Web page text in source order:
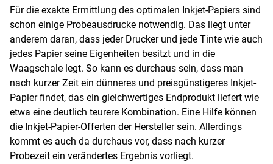
Für die exakte Ermittlung des optimalen Inkjet-Papiers sind
schon einige Probeausdrucke notwendig. Das liegt unter
anderem daran, dass jeder Drucker und jede Tinte wie auch
jedes Papier seine Eigenheiten besitzt und in die
Waagschale legt. So kann es durchaus sein, dass man
nach kurzer Zeit ein dünneres und preisgünstigeres Inkjet-
Papier findet, das ein gleichwertiges Endprodukt liefert wie
etwa eine deutlich teurere Kombination. Eine Hilfe können
die Inkjet-Papier-Offerten der Hersteller sein. Allerdings
kommt es auch da durchaus vor, dass nach kurzer
Probezeit ein verändertes Ergebnis vorliegt.